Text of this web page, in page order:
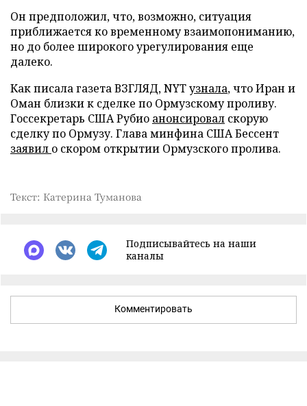
Он предположил, что, возможно, ситуация
приближается ко временному взаимопониманию,
но до более широкого урегулирования еще
далеко.
Как писала газета ВЗГЛЯД, NYTузнала, что Иран и
Оман близки к сделке по Ормузскому проливу.
Госсекретарь США Рубио анонсировал скорую
сделку по Ормузу. Глава минфина США Бессент
заявил о скором открытии Ормузского пролива.
Текст: Катерина Туманова
Подписывайтесь на наши
каналы
Комментировать